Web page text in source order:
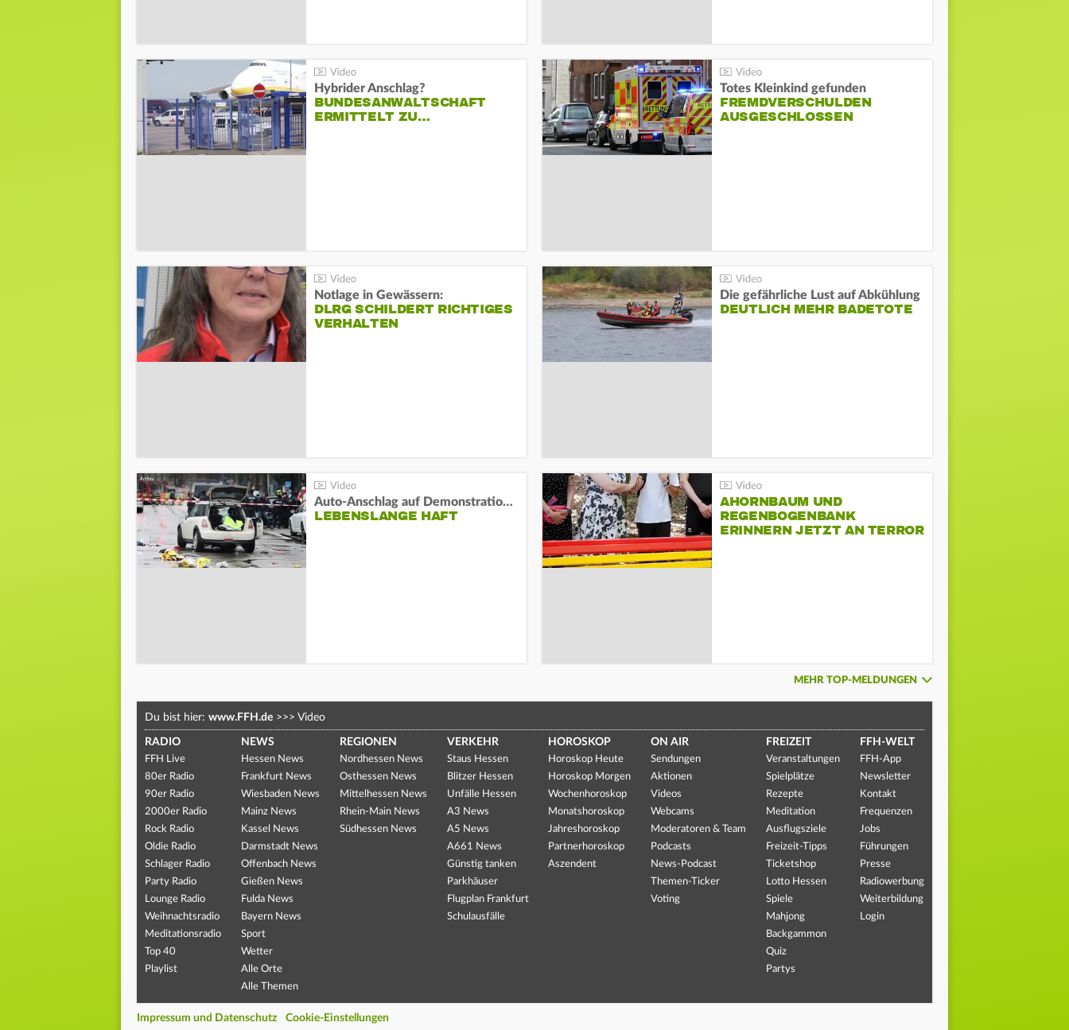
Hybrider Anschlag?
BUNDESANWALTSCHAFT
ERMITTELT ZU…
Totes Kleinkind gefunden
FREMDVERSCHULDEN
AUSGESCHLOSSEN
Notlage in Gewässern:
DLRG SCHILDERT RICHTIGES
VERHALTEN
Die gefährliche Lust auf Abkühlung
DEUTLICH MEHR BADETOTE
Auto-Anschlag auf Demonstration in München:
LEBENSLANGE HAFT
AHORNBAUM UND
REGENBOGENBANK
ERINNERN JETZT AN TERROR
MEHR TOP-MELDUNGEN
Du bist hier: www.FFH.de >>> Video
RADIO
FFH Live
80er Radio
90er Radio
2000er Radio
Rock Radio
Oldie Radio
Schlager Radio
Party Radio
Lounge Radio
Weihnachtsradio
Meditationsradio
Top 40
Playlist
NEWS
Hessen News
Frankfurt News
Wiesbaden News
Mainz News
Kassel News
Darmstadt News
Offenbach News
Gießen News
Fulda News
Bayern News
Sport
Wetter
Alle Orte
Alle Themen
REGIONEN
Nordhessen News
Osthessen News
Mittelhessen News
Rhein-Main News
Südhessen News
VERKEHR
Staus Hessen
Blitzer Hessen
Unfälle Hessen
A3 News
A5 News
A661 News
Günstig tanken
Parkhäuser
Flugplan Frankfurt
Schulausfälle
HOROSKOP
Horoskop Heute
Horoskop Morgen
Wochenhoroskop
Monatshoroskop
Jahreshoroskop
Partnerhoroskop
Aszendent
ON AIR
Sendungen
Aktionen
Videos
Webcams
Moderatoren & Team
Podcasts
News-Podcast
Themen-Ticker
Voting
FREIZEIT
Veranstaltungen
Spielplätze
Rezepte
Meditation
Ausflugsziele
Freizeit-Tipps
Ticketshop
Lotto Hessen
Spiele
Mahjong
Backgammon
Quiz
Partys
FFH-WELT
FFH-App
Newsletter
Kontakt
Frequenzen
Jobs
Führungen
Presse
Radiowerbung
Weiterbildung
Login
Impressum und Datenschutz Cookie-Einstellungen